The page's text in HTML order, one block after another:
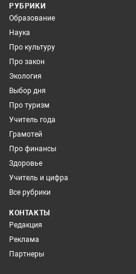
РУБРИКИ
Образование
Наука
Про культуру
Про закон
Экология
Выбор дня
Про туризм
Учитель года
Грамотей
Про финансы
Здоровье
Учитель и цифра
Все рубрики
КОНТАКТЫ
Редакция
Реклама
Партнеры